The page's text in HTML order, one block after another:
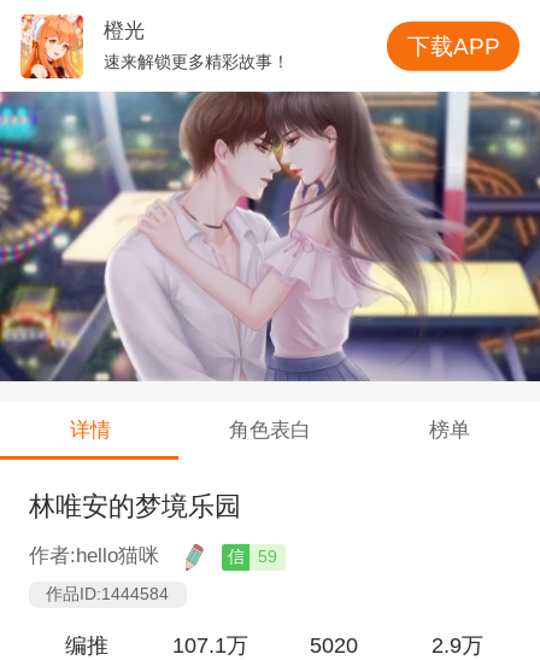
详情 角色表白 榜单
林唯安的梦境乐园
作者:hello猫咪 信
59
作品ID:1444584
编推 107.1万 5020 2.9万
橙光
速来解锁更多精彩故事！
下载APP